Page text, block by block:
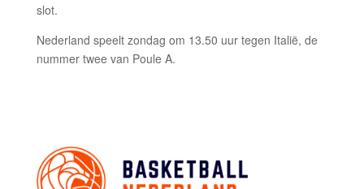
slot.
Nederland speelt zondag om 13.50 uur tegen Italië, de
nummer twee van Poule A.